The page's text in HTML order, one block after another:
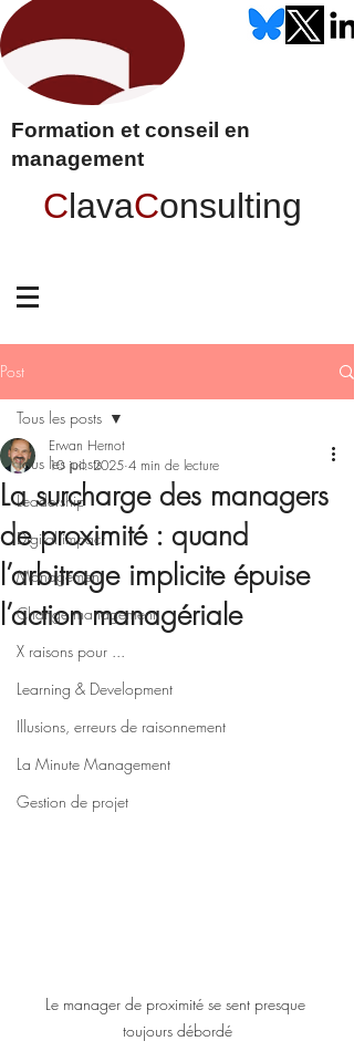
Formation et conseil en
management
ClavaConsulting
Post
Tous les posts
Leadership
Digital impact
Management
Change management
X raisons pour ...
Learning & Development
Illusions, erreurs de raisonnement
La Minute Management
Gestion de projet
Tous les posts
La surcharge des managers
de proximité : quand
l’arbitrage implicite épuise
l’action managériale
Erwan Hernot
10 juil. 2025 4 min de lecture
Le manager de proximité se sent presque
toujours débordé